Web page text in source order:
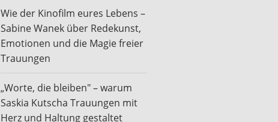
Wie der Kinofilm eures Lebens –
Sabine Wanek über Redekunst,
Emotionen und die Magie freier
Trauungen
„Worte, die bleiben" – warum
Saskia Kutscha Trauungen mit
Herz und Haltung gestaltet